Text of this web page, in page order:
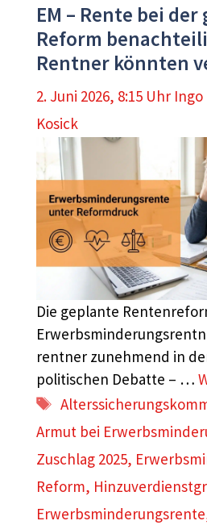
EM – Rente bei
Reform
Rentner könnten
2. Juni 2026, 8:15 Uhr Ingo
Kosick
Die geplante
rentner zunehmend in
politischen Debatte – …
Schlagwörter
Armut bei
Zuschlag 2025,
Reform,
Erwerbsminderungsrente